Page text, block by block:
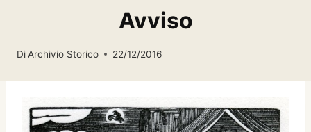
Avviso
Di Archivio Storico 22/12/2016